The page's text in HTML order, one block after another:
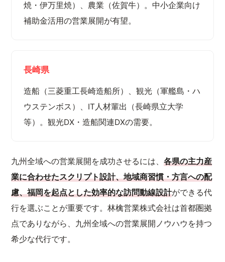
焼・伊万里焼）、農業（佐賀牛）。中小企業向け
補助金活用の営業展開が有望。
長崎県
造船（三菱重工長崎造船所）、観光（軍艦島・ハ
ウステンボス）、IT人材輩出（長崎県立大学
等）。観光DX・造船関連DXの需要。
九州全域への営業展開を成功させるには、各県の主力産
業に合わせたスクリプト設計、地域商習慣・方言への配
慮、福岡を起点とした効率的な訪問動線設計ができる代
行を選ぶことが重要です。林檎営業株式会社は首都圏拠
点でありながら、九州全域への営業展開ノウハウを持つ
希少な代行です。